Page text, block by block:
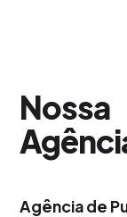
Nossa
Agência de